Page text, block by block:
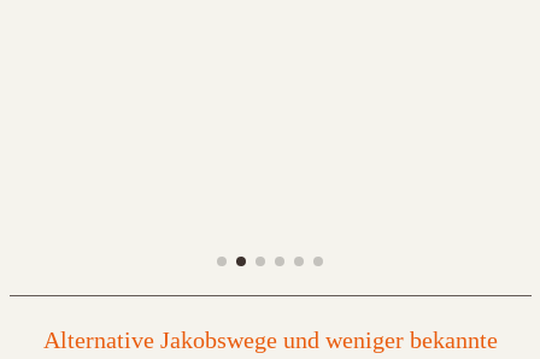
Alternative Jakobswege und weniger bekannte